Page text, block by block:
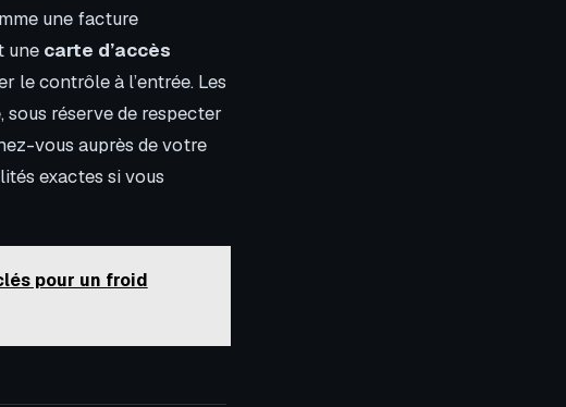
une facture
une carte d’accès
le contrôle à l’entrée. Les
réserve de respecter
vous auprès de votre
exactes si vous
pour un froid